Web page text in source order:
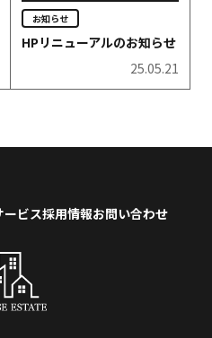
お知らせ
HPリニューアルのお知らせ
25.05.21
ービス採用情報お問い合わせ